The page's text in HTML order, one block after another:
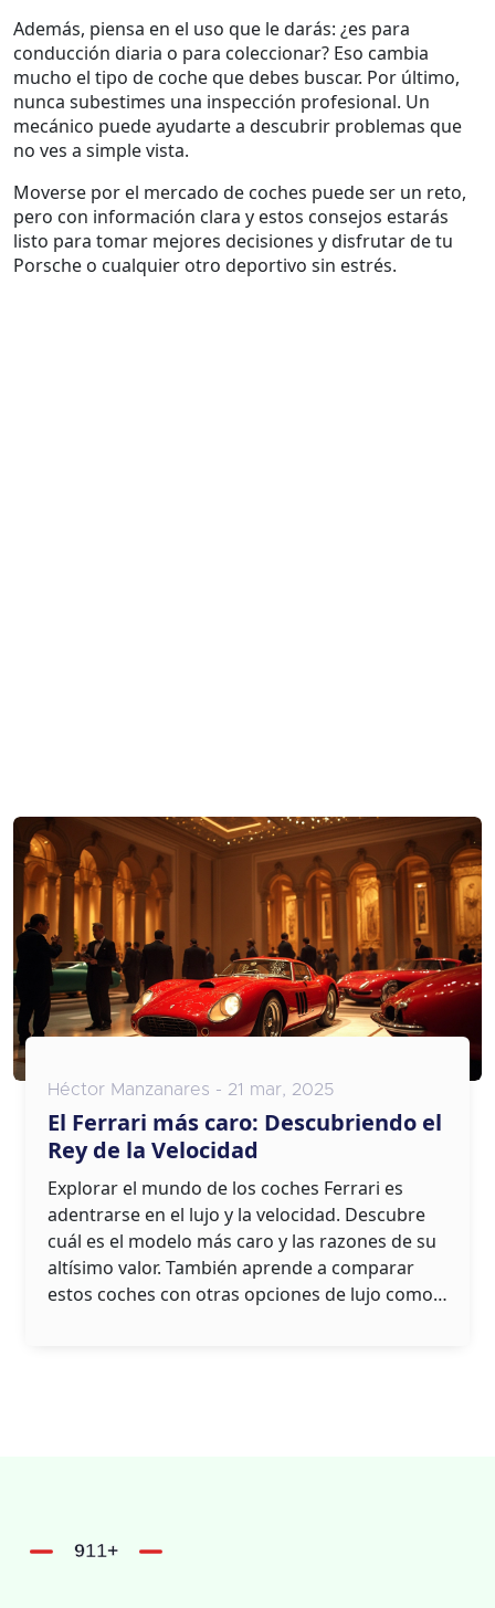
Además, piensa en el uso que le darás: ¿es para
conducción diaria o para coleccionar? Eso cambia
mucho el tipo de coche que debes buscar. Por último,
nunca subestimes una inspección profesional. Un
mecánico puede ayudarte a descubrir problemas que
no ves a simple vista.
Moverse por el mercado de coches puede ser un reto,
pero con información clara y estos consejos estarás
listo para tomar mejores decisiones y disfrutar de tu
Porsche o cualquier otro deportivo sin estrés.
Héctor Manzanares - 21 mar, 2025
El Ferrari más caro: Descubriendo el
Rey de la Velocidad
Explorar el mundo de los coches Ferrari es
adentrarse en el lujo y la velocidad. Descubre
cuál es el modelo más caro y las razones de su
altísimo valor. También aprende a comparar
estos coches con otras opciones de lujo como